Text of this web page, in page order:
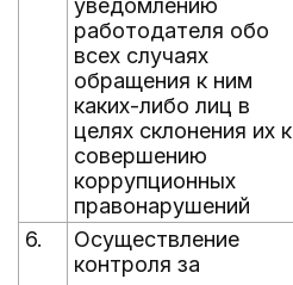
уведомлению
работодателя обо
всех случаях
обращения к ним
каких-либо лиц в
целях склонения их к
совершению
коррупционных
правонарушений
6.
Осуществление
контроля за